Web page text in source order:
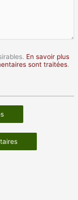
En savoir plus
sont traitées.